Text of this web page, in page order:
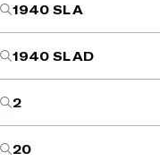
1940 SL A
1940 SL AD
2
20